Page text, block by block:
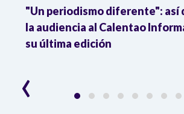
"Un periodismo diferente": así
la audiencia al Calentao
su última edición
‹